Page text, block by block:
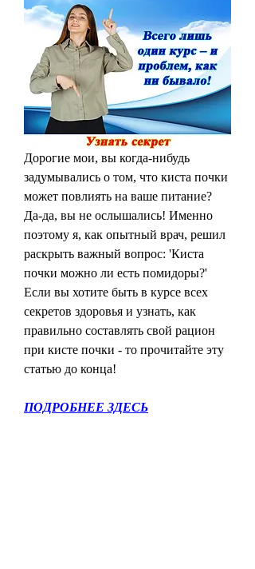
Дорогие мои, вы когда-нибудь
задумывались о том, что киста почки
может повлиять на ваше питание?
Да-да, вы не ослышались! Именно
поэтому я, как опытный врач, решил
раскрыть важный вопрос: 'Киста
почки можно ли есть помидоры?'
Если вы хотите быть в курсе всех
секретов здоровья и узнать, как
правильно составлять свой рацион
при кисте почки - то прочитайте эту
статью до конца!
ПОДРОБНЕЕ ЗДЕСЬ